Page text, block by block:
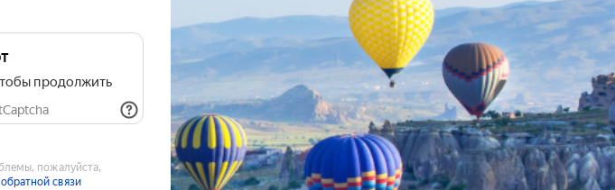
продолжить
пожалуйста,
связи